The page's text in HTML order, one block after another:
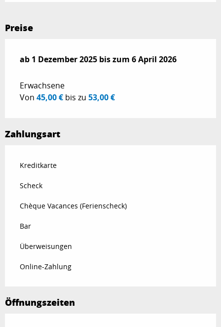
Preise
ab 1 Dezember 2025 bis zum 6 April 2026
ab 1 Dezember 2025 bis zum 6 April 2026
Erwachsene
Von 45,00 € bis zu 53,00 €
Zahlungsart
Kreditkarte
Scheck
Chèque Vacances (Ferienscheck)
Bar
Überweisungen
Online-Zahlung
Öffnungszeiten